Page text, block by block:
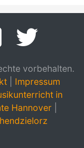
vorbehalten.
Impressum
in
Hannover